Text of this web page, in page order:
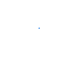
לדרך עוד היום